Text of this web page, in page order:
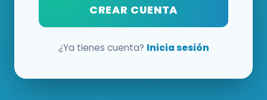
CREAR CUENTA
¿Ya tienes cuenta? Inicia sesión